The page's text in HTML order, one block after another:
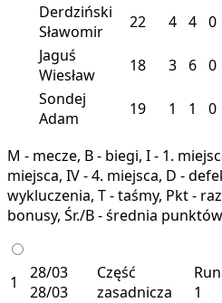
Derdziński
Sławomir
22 4 4 0
Jaguś
Wiesław
18 3 6 0
Sondej
Adam
19 1 1 0
M - mecze, B - biegi, I - 1.
miejsca, IV - 4. miejsca, D -
wykluczenia, T - taśmy, Pkt -
bonusy, Śr./B - średnia
1
28/03
28/03
Część
zasadnicza
1